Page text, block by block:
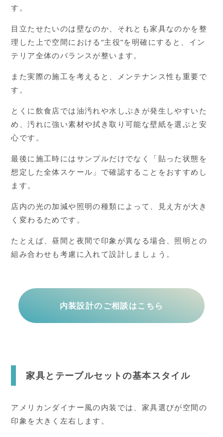
す。
目立たせたいのは壁なのか、それとも家具なのかを整
理した上で空間における“主役”を明確にすると、イン
テリア全体のバランスが整います。
また実際の施工を考えると、メンテナンス性も重要で
す。
とくに飲食店では油汚れや水しぶきが発生しやすいた
め、汚れに強い素材や拭き取り可能な壁紙を選ぶと安
心です。
最後に施工時にはサンプルだけでなく「貼った状態を
想定した全体スケール」で確認することをおすすめし
ます。
店内の光の加減や照明の種類によって、見え方が大き
く変わるためです。
たとえば、昼間と夜間で印象が異なる場合、照明との
組み合わせも考慮に入れて設計しましょう。
内装設計のご相談はこちら
家具とテーブルセットの基本スタイル
アメリカンダイナー風の内装では、家具選びが空間の
印象を大きく左右します。